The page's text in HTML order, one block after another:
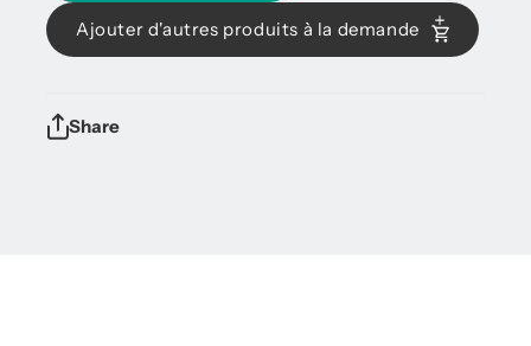
Ajouter d'autres produits à la demande
Share